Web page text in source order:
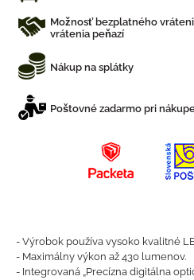
Možnosť bezplatného
vrátenia peňazí
Nákup na splátky
Poštovné zadarmo pri
- Výrobok používa vysoko kvalitné
- Maximálny výkon až 430 lumenov.
- Integrovaná „Precízna digitálna